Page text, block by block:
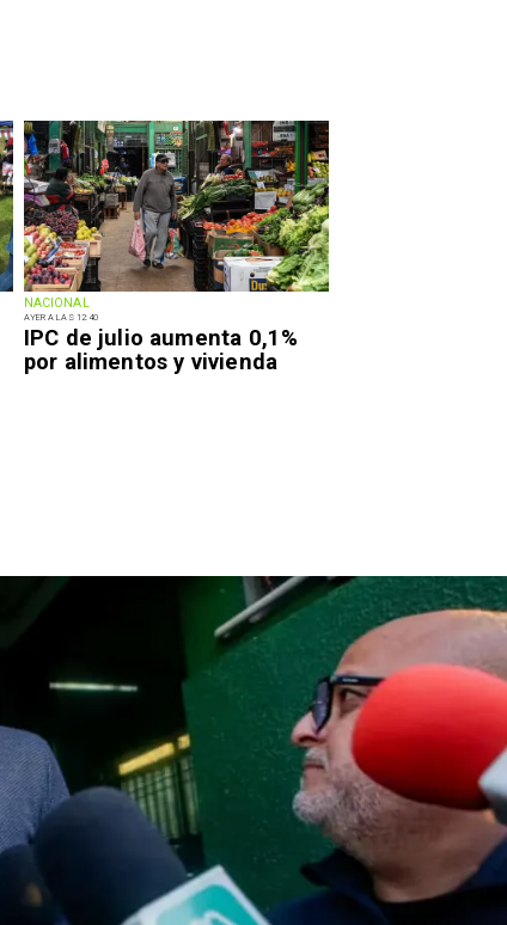
NACIONAL
AYER A LAS 12:40
IPC de julio aumenta 0,1%
por alimentos y vivienda